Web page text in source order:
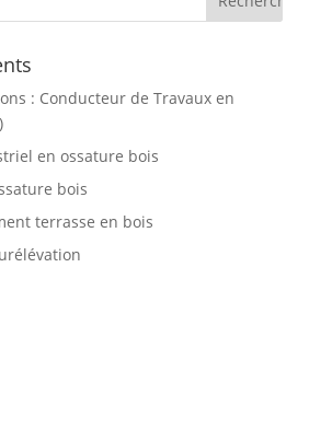
: Conducteur de Travaux en
en ossature bois
bois
terrasse en bois